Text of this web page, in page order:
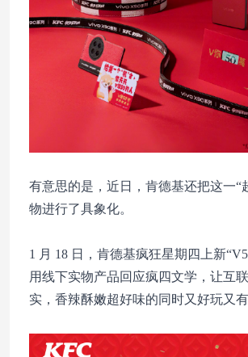
有意思的是，近日，肯德基还把这一“
物进行了具象化。
1 月 18 日，肯德基疯狂星期四上新
用线下实物产品回应疯四文学，让互
实，香辣酥嫩超好味的同时又好玩又有